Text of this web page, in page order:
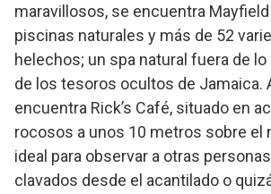
maravillosos, se encuentra Mayfield
piscinas naturales y más de 52
helechos; un spa natural fuera de
de los tesoros ocultos de Jamaica.
encuentra Rick’s Café, situado en
rocosos a unos 10 metros sobre el
ideal para observar a otras
clavados desde el acantilado o